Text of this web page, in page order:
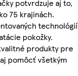
potvrdzuje aj to,
75 krajinách.
technológií
pokožky.
produkty pre
pomôcť všetkým